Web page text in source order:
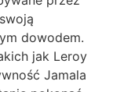
dowodem.
jak Leroy
Jamala